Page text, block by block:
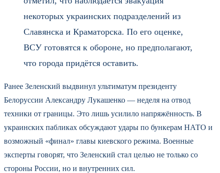
некоторых украинских подразделений из
Славянска и Краматорска. По его оценке,
ВСУ готовятся к обороне, но предполагают,
что города придётся оставить.
Ранее Зеленский выдвинул ультиматум президенту
Белоруссии Александру Лукашенко — неделя на отвод
техники от границы. Это лишь усилило напряжённость. В
украинских пабликах обсуждают удары по бункерам НАТО и
возможный «финал» главы киевского режима. Военные
эксперты говорят, что Зеленский стал целью не только со
стороны России, но и внутренних сил.